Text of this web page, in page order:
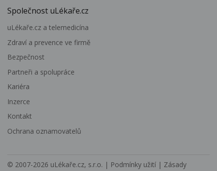
Společnost uLékaře.cz
uLékaře.cz a telemedicína
Zdraví a prevence ve firmě
Bezpečnost
Partneři a spolupráce
Kariéra
Inzerce
Kontakt
Ochrana oznamovatelů
© 2007-2026 uLékaře.cz, s.r.o. | Podmínky užití | Zásady